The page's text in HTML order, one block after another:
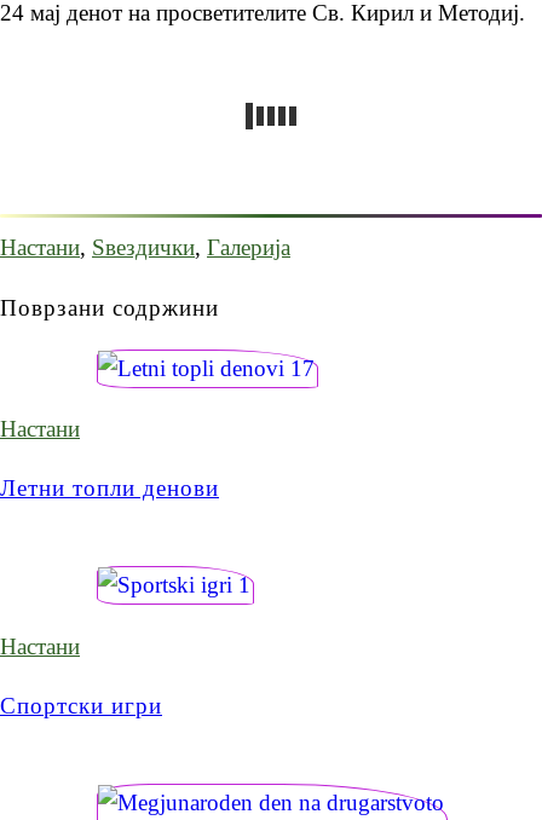
МЕНИ ЗА ИСХРАНА
24 мај денот на просветителите Св. Кирил и Методиј.
Настани, Ѕвездички, Галерија
Поврзани содржини
Настани
Летни топли денови
Настани
Спортски игри